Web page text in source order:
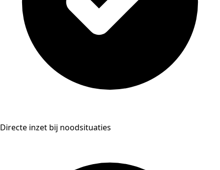
Directe inzet bij noodsituaties